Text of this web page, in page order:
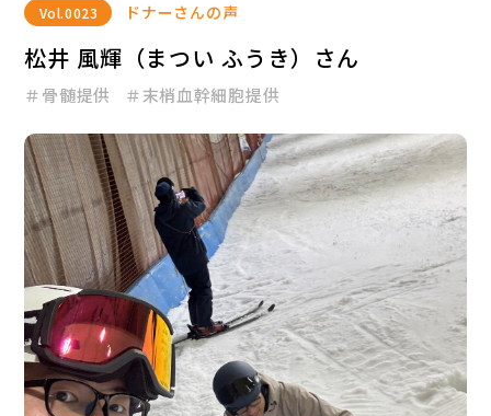
Vol.0023 ドナーさんの声
松井 風輝（まつい ふうき）さん
＃骨髄提供 ＃末梢血幹細胞提供